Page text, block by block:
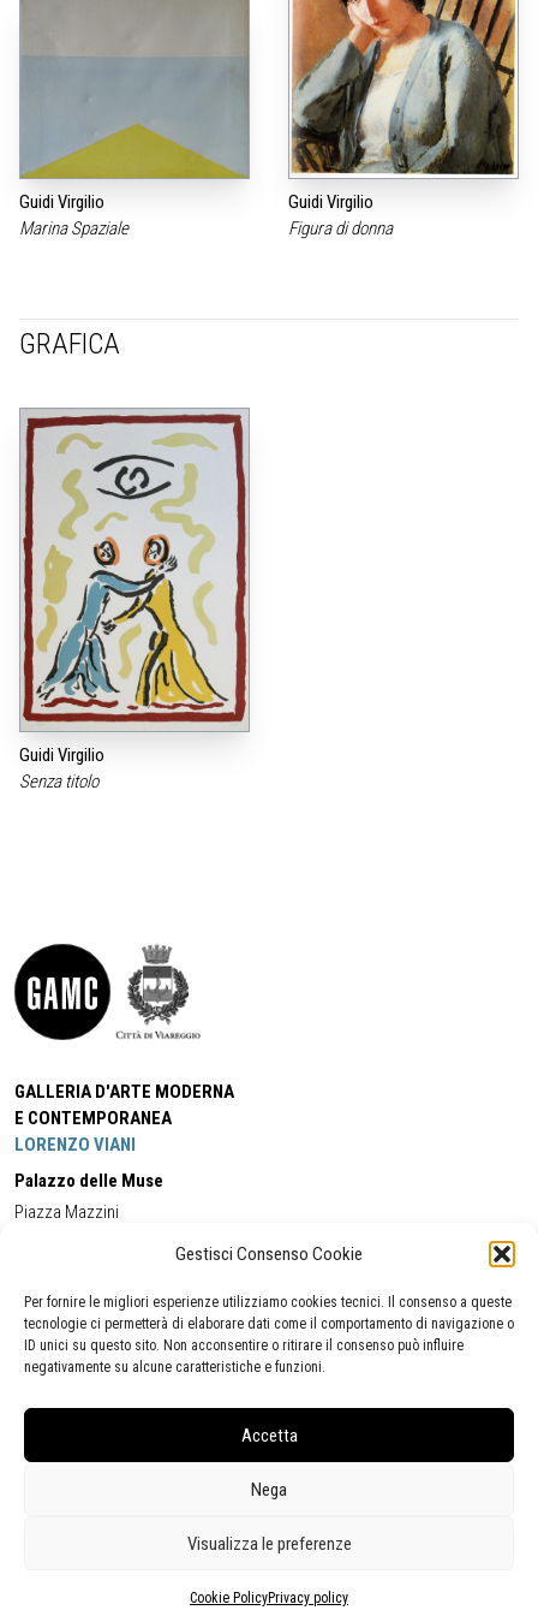
Gestisci Consenso Cookie
Per fornire le migliori esperienze utilizziamo cookies tecnici. Il consenso a queste
tecnologie ci permetterà di elaborare dati come il comportamento di navigazione o
ID unici su questo sito. Non acconsentire o ritirare il consenso può influire
negativamente su alcune caratteristiche e funzioni.
Accetta
Nega
Visualizza le preferenze
Cookie PolicyPrivacy policy
Guidi Virgilio
Marina Spaziale
Guidi Virgilio
Figura di donna
GRAFICA
Guidi Virgilio
Senza titolo
GALLERIA D'ARTE MODERNA
E CONTEMPORANEA
LORENZO VIANI
Palazzo delle Muse
Piazza Mazzini
Cell:+39 338 5714978 (orario apertura Galleria)
Tel:
+39 0584 944580
(orario 09.00/13.00)
Email:gamc@comune.viareggio.lu.it
Segnalazione di inaccessibilità